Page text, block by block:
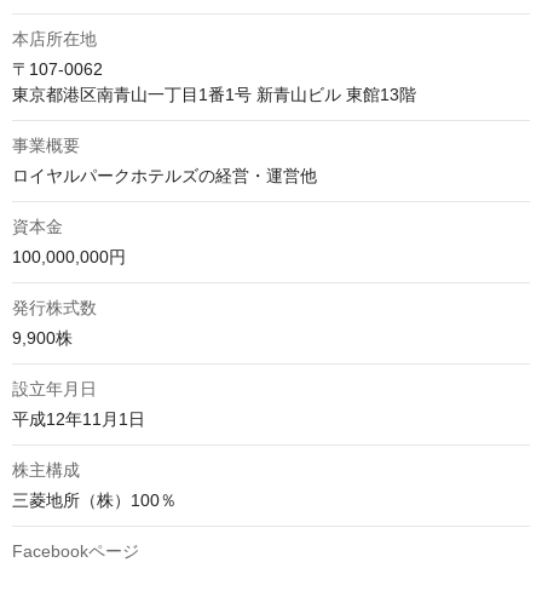
本店所在地
〒107-0062
東京都港区南青山一丁目1番1号 新青山ビル 東館13階
事業概要
ロイヤルパークホテルズの経営・運営他
資本金
100,000,000円
発行株式数
9,900株
設立年月日
平成12年11月1日
株主構成
三菱地所（株）100％
Facebookページ